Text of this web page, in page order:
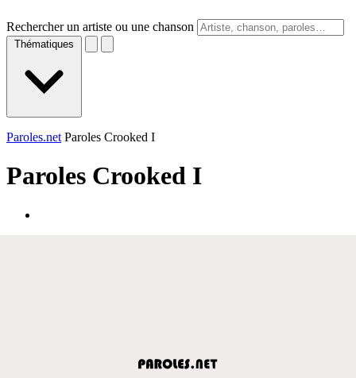
Rechercher un artiste ou une chanson
Thématiques
Paroles.net Paroles Crooked I
Paroles Crooked I